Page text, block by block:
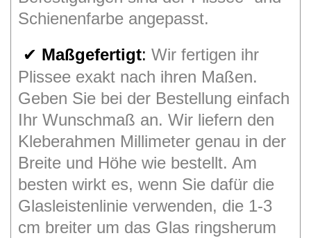
Schienenfarbe angepasst.
✔ Maßgefertigt: Wir fertigen ihr
Plissee exakt nach ihren Maßen.
Geben Sie bei der Bestellung einfach
Ihr Wunschmaß an. Wir liefern den
Kleberahmen Millimeter genau in der
Breite und Höhe wie bestellt. Am
besten wirkt es, wenn Sie dafür die
Glasleistenlinie verwenden, die 1-3
cm breiter um das Glas ringsherum